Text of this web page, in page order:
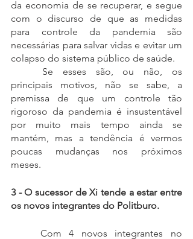
da economia de se recuperar, e segue
com o discurso de que as medidas
para controle da pandemia são
necessárias para salvar vidas e evitar um
colapso do sistema público de saúde.
principais motivos, não se sabe, a
premissa de que um controle tão
rigoroso da pandemia é insustentável
por muito mais tempo ainda se
mantém, mas a tendência é vermos
poucas mudanças nos próximos
meses.
3 - O sucessor de Xi tende a estar entre
os novos integrantes do Politburo.